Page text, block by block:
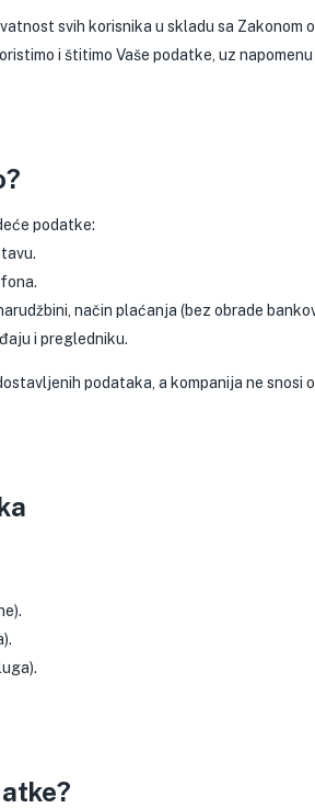
svih korisnika u skladu sa Zakonom
i štitimo Vaše podatke, uz
podatke:
način plaćanja (bez obrade
i pregledniku.
podataka, a kompanija ne